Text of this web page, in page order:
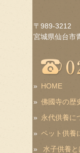
〒989-3212
宮城県仙台市
» HOME
» 佛國寺の歴
» 永代供養に
» ペット供養
»
水子供養と